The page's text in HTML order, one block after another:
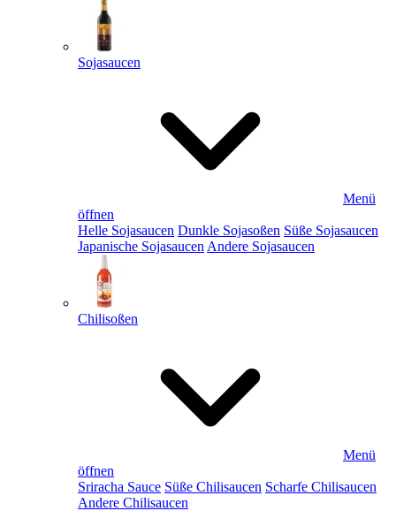
Sojasaucen
Menü
öffnen
Helle Sojasaucen Dunkle Sojasoßen Süße Sojasaucen
Japanische Sojasaucen Andere Sojasaucen
Chilisoßen
Menü
öffnen
Sriracha Sauce Süße Chilisaucen Scharfe Chilisaucen
Andere Chilisaucen